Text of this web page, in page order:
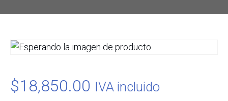
$18,850.00 IVA incluido